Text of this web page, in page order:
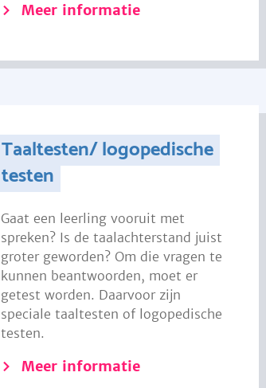
Meer informatie
Taaltesten/ logopedische
testen
Gaat een leerling vooruit met
spreken? Is de taalachterstand juist
groter geworden? Om die vragen te
kunnen beantwoorden, moet er
getest worden. Daarvoor zijn
speciale taaltesten of logopedische
testen.
Meer informatie